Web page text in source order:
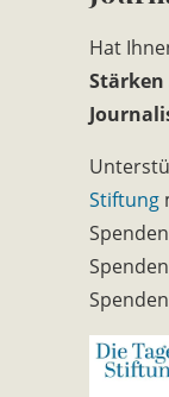
Hat
Stärken
Stiftung